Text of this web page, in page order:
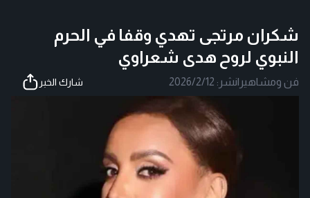
شكران مرتجى تهدي وقفا في الحرم
النبوي لروح هدى شعراوي
فن ومشاهير |نشر: 2026/2/12 شارك الخبر